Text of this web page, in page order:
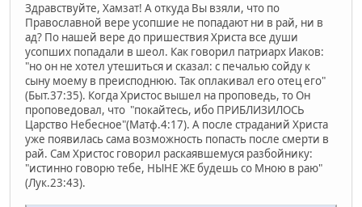
Здравствуйте, Хамзат! А откуда Вы взяли, что по
Православной вере усопшие не попадают ни в рай, ни в
ад? По нашей вере до пришествия Христа все души
усопших попадали в шеол. Как говорил патриарх Иаков:
"но он не хотел утешиться и сказал: с печалью сойду к
сыну моему в преисподнюю. Так оплакивал его отец его"
(Быт.37:35). Когда Христос вышел на проповедь, то Он
проповедовал, что "покайтесь, ибо ПРИБЛИЗИЛОСЬ
Царство Небесное"(Матф.4:17). А после страданий Христа
уже появилась сама возможность попасть после смерти в
рай. Сам Христос говорил раскаявшемуся разбойнику:
"истинно говорю тебе, НЫНЕ ЖЕ будешь со Мною в раю"
(Лук.23:43).